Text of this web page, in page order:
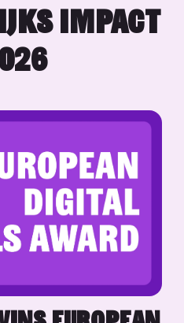
IMPACT